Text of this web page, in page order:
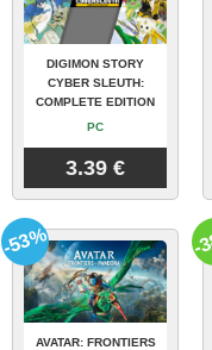
DIGIMON STORY
CYBER SLEUTH:
COMPLETE EDITION
PC
3.39 €
AVATAR: FRONTIERS
-53% -